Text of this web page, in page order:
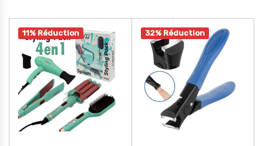
11% Réduction 32% Réduction